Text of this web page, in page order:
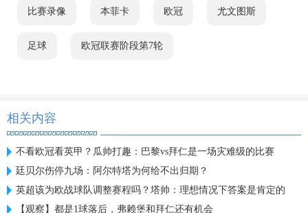
比赛录像 本菲卡 欧冠 尤文图斯
足球 欧冠联赛阶段第7轮
相关内容
不看欧冠看英甲？瓜帅打趣：巴黎vs拜仁是一场灾难级的比赛
廷贝尔伤停九场：阿尔特塔为何给不出归期？
英超该为欧战球队调整赛程吗？塔帅：理想情况下答案是肯定的
【观察】都是1球落后，弗赖堡和拜仁还有机会